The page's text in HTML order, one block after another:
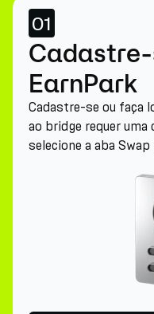
01
EarnPark
Cadastre-se ou faça
ao bridge requer uma
selecione a aba Swap